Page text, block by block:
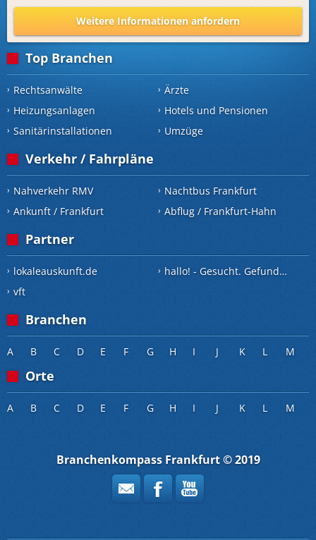
Weitere Informationen anfordern
Top Branchen
Rechtsanwälte Ärzte
Heizungsanlagen
Hotels und Pensionen
Sanitärinstallationen
Umzüge
Verkehr / Fahrpläne
Nahverkehr RMV Nachtbus Frankfurt
Ankunft / Frankfurt
Abflug / Frankfurt-Hahn
Partner
lokaleauskunft.de hallo! - Gesucht. Gefunden.
vft
Branchen
A B C D E F G H I J K L M
Orte
A B C D E F G H I J K L M
Branchenkompass Frankfurt © 2019